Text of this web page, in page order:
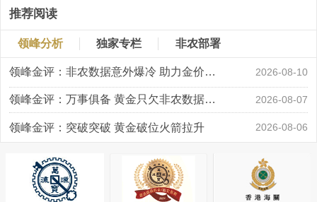
推荐阅读
领峰分析 独家专栏 非农部署
领峰金评：非农数据意外爆冷 助力金价大涨创新高 2026-08-10
领峰金评：万事俱备 黄金只欠非农数据“东风” 2026-08-07
领峰金评：突破突破 黄金破位火箭拉升 2026-08-06